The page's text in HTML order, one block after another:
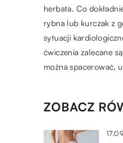
herbata. Co
rybna lub kurczak z
sytuacji
ćwiczenia zalecane
można spacerować,
ZOBACZ